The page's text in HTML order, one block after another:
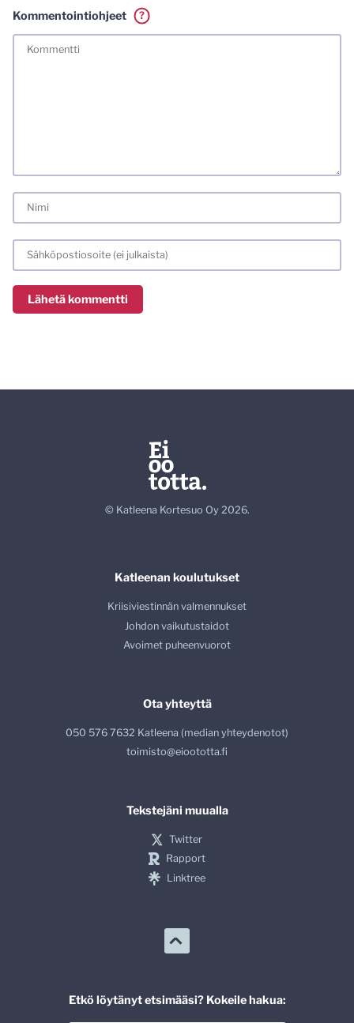
Kommentointiohjeet
?
meiliosoitteen. Minua ja mielipiteitäni saa ilman muuta
© Katleena Kortesuo Oy 2026.
Katleenan koulutukset
Kriisiviestinnän valmennukset
Johdon vaikutustaidot
Avoimet puheenvuorot
Ota yhteyttä
050 576 7632 Katleena (median yhteydenotot)
toimisto@eioototta.fi
Tekstejäni muualla
Twitter
Rapport
Linktree
Etkö löytänyt etsimääsi? Kokeile hakua: